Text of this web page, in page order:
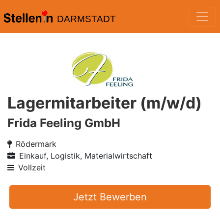
DARMSTADT
Lagermitarbeiter (m/w/d)
Frida Feeling GmbH
Rödermark
Einkauf, Logistik, Materialwirtschaft
Vollzeit
Jetzt Bewerben